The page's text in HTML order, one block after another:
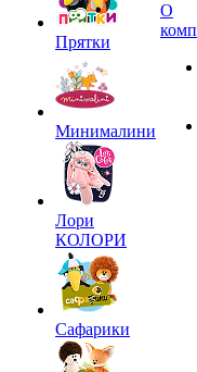
Прятки
Минималини
Лори
КОЛОРИ
Сафарики
О